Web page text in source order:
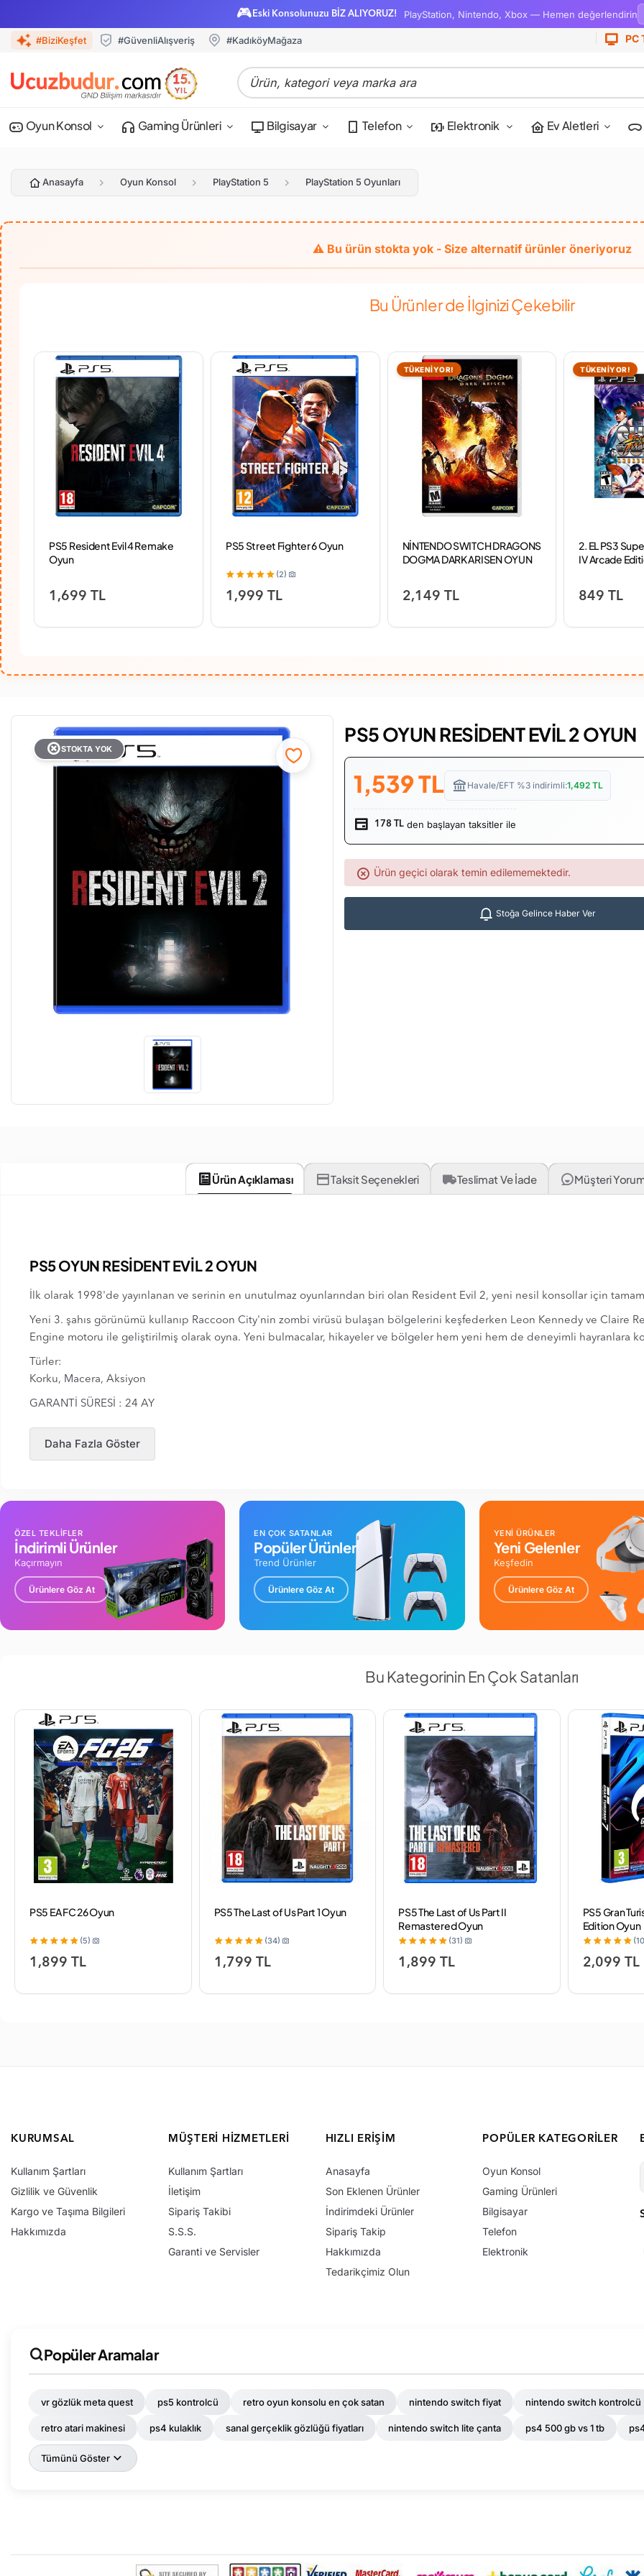
🎮 Eski Konsolunuzu BİZ ALIYORUZ! PlayStation, Nintendo, Xbox — Hemen değerlendirin
#BiziKeşfet #GüvenliAlışveriş #KadıköyMağaza PC
Oyun Konsol Gaming Ürünleri Bilgisayar Telefon Elektronik Ev Aletleri
Anasayfa Oyun Konsol PlayStation 5 PlayStation 5 Oyunları
Bu Ürünler de İlginizi Çekebilir
PS5 Resident Evil 4 Remake
Oyun
1,699 TL
PS5 Street Fighter 6 Oyun
(2)
1,999 TL
TÜKENİYOR!
NİNTENDO SWITCH DRAGONS
DOGMA DARK ARISEN OYUN
2,149 TL
TÜKENİYOR!
2. EL PS3
IV Arcade
849 TL
STOKTA YOK
PS5 OYUN RESİDENT EVİL 2 OYUN
1,539TL Havale/EFT %3 indirimli:1,492 TL
178 TL den başlayan taksitler ile
Ürün geçici olarak temin edilememektedir.
Stoğa Gelince Haber Ver
Ürün Açıklaması Taksit Seçenekleri Teslimat Ve İade Müşteri
PS5 OYUN RESİDENT EVİL 2 OYUN
İlk olarak 1998'de yayınlanan ve serinin en unutulmaz oyunlarından biri olan Resident Evil 2, yeni nesil konsollar için
Yeni 3. şahıs görünümü kullanıp Raccoon City'nin zombi virüsü bulaşan bölgelerini keşfederken Leon Kennedy ve Claire
Engine motoru ile geliştirilmiş olarak oyna. Yeni bulmacalar, hikayeler ve bölgeler hem yeni hem de deneyimli hayranlara
Türler:
Korku, Macera, Aksiyon
GARANTİ SÜRESİ : 24 AY
Daha Fazla Göster
ÖZEL TEKLİFLER
İndirimli Ürünler
Kaçırmayın
Ürünlere Göz At
EN ÇOK SATANLAR
Popüler Ürünler
Trend Ürünler
Ürünlere Göz At
YENİ ÜRÜNLER
Yeni Gelenler
Keşfedin
Ürünlere Göz At
Bu Kategorinin En Çok Satanları
PS5 EA FC 26 Oyun
(5)
1,899 TL
PS5 The Last of Us Part 1 Oyun
(34)
1,799 TL
PS5 The Last of Us Part II
Remastered Oyun
(31)
1,899 TL
PS5 Gran
Edition Oyun
2,099 TL
KURUMSAL
Kullanım Şartları
Gizlilik ve Güvenlik
Kargo ve Taşıma Bilgileri
Hakkımızda
MÜŞTERI HIZMETLERI
Kullanım Şartları
İletişim
Sipariş Takibi
S.S.S.
Garanti ve Servisler
HIZLI ERIŞIM
Anasayfa
Son Eklenen Ürünler
İndirimdeki Ürünler
Sipariş Takip
Hakkımızda
Tedarikçimiz Olun
POPÜLER KATEGORILER
Oyun Konsol
Gaming Ürünleri
Bilgisayar
Telefon
Elektronik
Popüler Aramalar
vr gözlük meta quest ps5 kontrolcü retro oyun konsolu en çok satan nintendo switch fiyat nintendo switch kontrolcü
retro atari makinesi ps4 kulaklık sanal gerçeklik gözlüğü fiyatları nintendo switch lite çanta ps4 500 gb vs 1 tb
Tümünü Göster